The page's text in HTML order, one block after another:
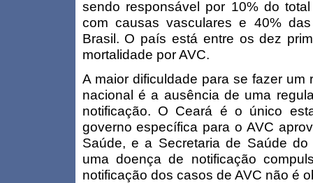
sendo responsável por 10% do
com causas vasculares e 40%
Brasil. O país está entre os dez
mortalidade por AVC.
A maior dificuldade para se fazer um
nacional é a ausência de uma
notificação. O Ceará é o único
governo específica para o AVC
Saúde, e a Secretaria de Saúde
uma doença de notificação
notificação dos casos de AVC não é